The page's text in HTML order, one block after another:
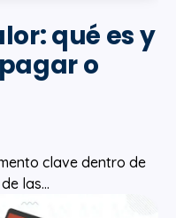
qué es y
o
clave dentro de
las...